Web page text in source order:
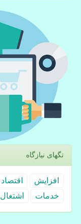
تگهای نیازگاه
افزایش اقتصاد
خدمات
اشتغال